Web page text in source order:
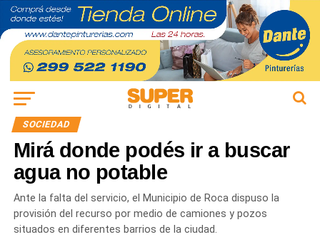
SOCIEDAD
Mirá donde podés ir a buscar
agua no potable
Ante la falta del servicio, el Municipio de Roca dispuso la
provisión del recurso por medio de camiones y pozos
situados en diferentes barrios de la ciudad.